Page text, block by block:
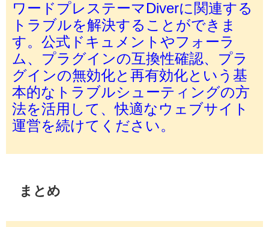
ワードプレステーマDiverに関連する
トラブルを解決することができま
す。公式ドキュメントやフォーラ
ム、プラグインの互換性確認、プラ
グインの無効化と再有効化という基
本的なトラブルシューティングの方
法を活用して、快適なウェブサイト
運営を続けてください。
まとめ